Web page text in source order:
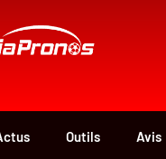
Outils Avis